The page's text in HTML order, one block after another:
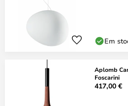
Em
Aplomb
Foscarini
417,00 €